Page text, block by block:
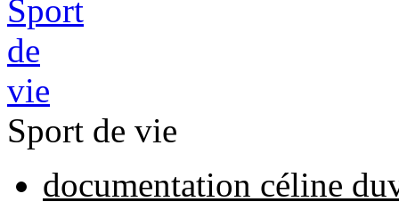
Sport de vie
documentation céline